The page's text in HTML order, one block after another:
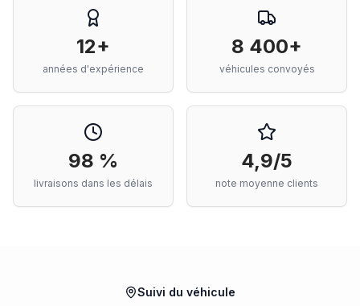
12+
années d'expérience
8 400+
véhicules convoyés
98 %
livraisons dans les délais
4,9/5
note moyenne clients
Suivi du véhicule